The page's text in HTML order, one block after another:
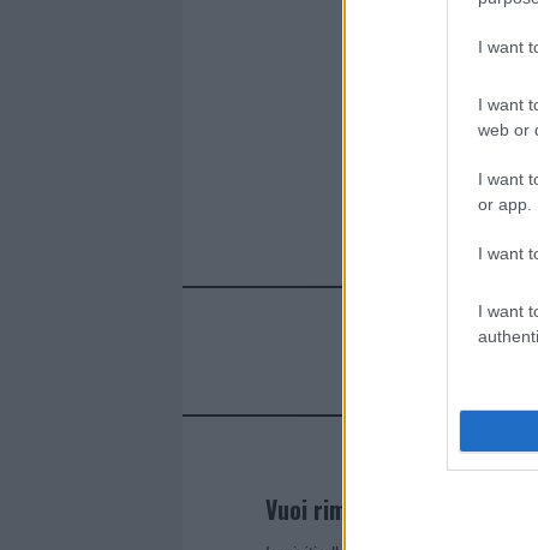
I want
I want
web or
I want
or app.
I want
I want
Vuoi rimanere sempre